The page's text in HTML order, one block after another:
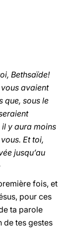
Bethsaïde!
avaient
que, sous le
il y aura moins
Et toi,
jusqu’au
fois, et
pour ces
ta parole
de tes gestes